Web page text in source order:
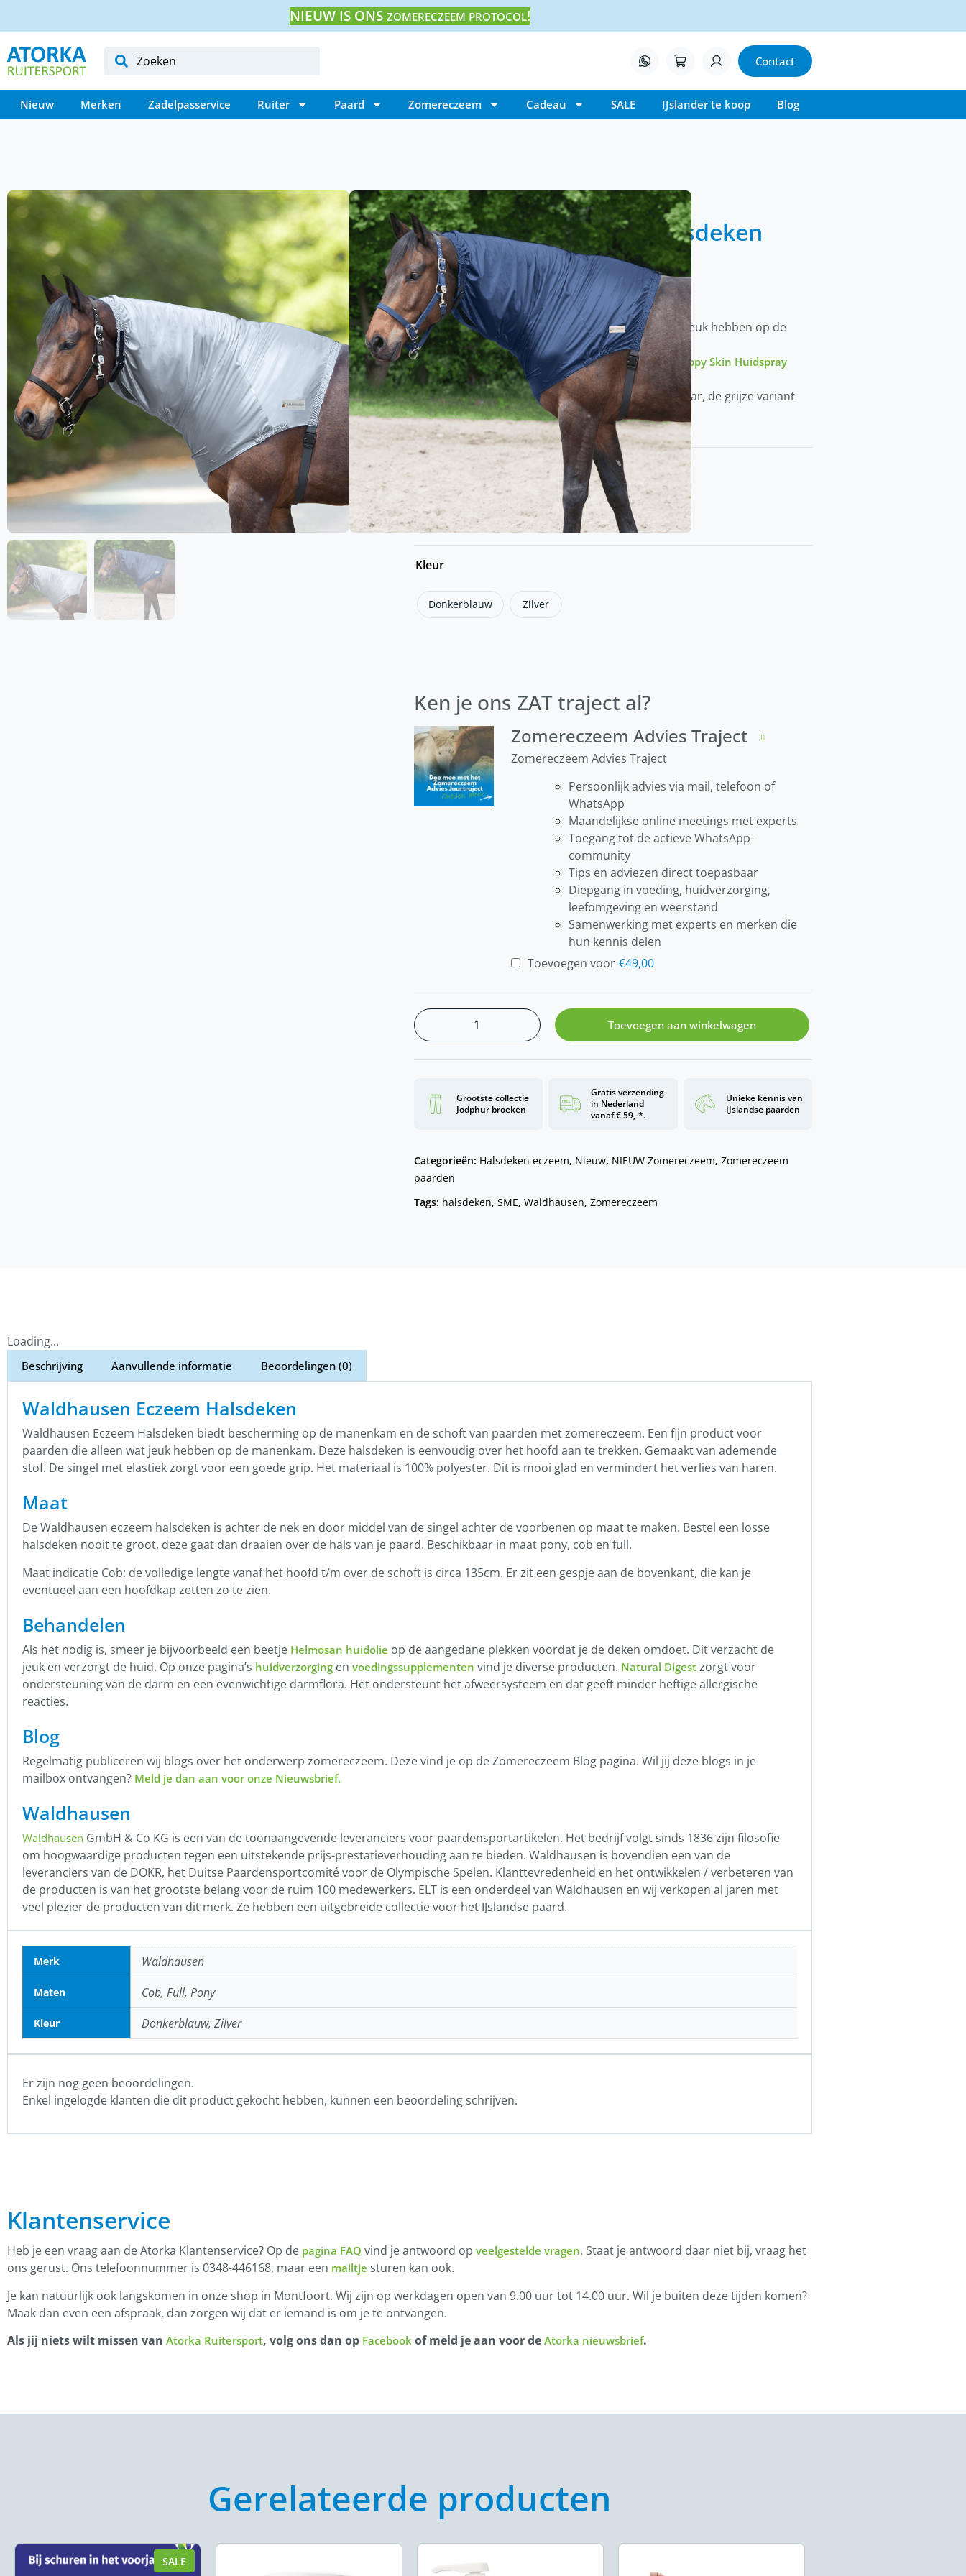
NIEUW IS ONS ZOMERECZEEM PROTOCOL!
Contact
Nieuw Merken Zadelpasservice Ruiter Paard Zomereczeem Cadeau SALE IJslander te koop Blog
Home/ Waldhausen Eczeem Halsdeken
Waldhausen Eczeem Halsdeken
€34,95
Waldhausen eczeem halsdeken
Een fijn product voor paarden die alleen wat jeuk hebben op de
manenkam
Handig in combinatie met bijvoorbeeld deHappy Skin Huidspray
Leverbaar in de maten pony, cob en full.
In donkerblauw zijn deze halsdeken al leverbaar, de grijze variant
komt half april
Maten
Cob Full Pony
Kleur
Donkerblauw Zilver
Ken je ons ZAT traject al?
Zomereczeem Advies Traject
Zomereczeem Advies Traject
Persoonlijk advies via mail, telefoon of
WhatsApp
Maandelijkse online meetings met experts
Toegang tot de actieve WhatsApp-
community
Tips en adviezen direct toepasbaar
Diepgang in voeding, huidverzorging,
leefomgeving en weerstand
Samenwerking met experts en merken die
hun kennis delen
Toevoegen voor €49,00
Toevoegen aan winkelwagen
Grootste collectie
Jodphur broeken
Gratis verzending
in Nederland
vanaf € 59,-*.
Unieke kennis van
IJslandse paarden
Categorieën: Halsdeken eczeem, Nieuw, NIEUW Zomereczeem, Zomereczeem
paarden
Tags: halsdeken, SME, Waldhausen, Zomereczeem
Loading...
Beschrijving Aanvullende informatie Beoordelingen (0)
Waldhausen Eczeem Halsdeken
Waldhausen Eczeem Halsdeken biedt bescherming op de manenkam en de schoft van paarden met zomereczeem. Een fijn product voor
paarden die alleen wat jeuk hebben op de manenkam. Deze halsdeken is eenvoudig over het hoofd aan te trekken. Gemaakt van ademende
stof. De singel met elastiek zorgt voor een goede grip. Het materiaal is 100% polyester. Dit is mooi glad en vermindert het verlies van haren.
Maat
De Waldhausen eczeem halsdeken is achter de nek en door middel van de singel achter de voorbenen op maat te maken. Bestel een losse
halsdeken nooit te groot, deze gaat dan draaien over de hals van je paard. Beschikbaar in maat pony, cob en full.
Maat indicatie Cob: de volledige lengte vanaf het hoofd t/m over de schoft is circa 135cm. Er zit een gespje aan de bovenkant, die kan je
eventueel aan een hoofdkap zetten zo te zien.
Behandelen
Als het nodig is, smeer je bijvoorbeeld een beetje Helmosan huidolie op de aangedane plekken voordat je de deken omdoet. Dit verzacht de
jeuk en verzorgt de huid. Op onze pagina’s huidverzorging en voedingssupplementen vind je diverse producten. Natural Digest zorgt voor
ondersteuning van de darm en een evenwichtige darmflora. Het ondersteunt het afweersysteem en dat geeft minder heftige allergische
reacties.
Blog
Regelmatig publiceren wij blogs over het onderwerp zomereczeem. Deze vind je op de Zomereczeem Blog pagina. Wil jij deze blogs in je
mailbox ontvangen? Meld je dan aan voor onze Nieuwsbrief.
Waldhausen
Waldhausen GmbH & Co KG is een van de toonaangevende leveranciers voor paardensportartikelen. Het bedrijf volgt sinds 1836 zijn filosofie
om hoogwaardige producten tegen een uitstekende prijs-prestatieverhouding aan te bieden. Waldhausen is bovendien een van de
leveranciers van de DOKR, het Duitse Paardensportcomité voor de Olympische Spelen. Klanttevredenheid en het ontwikkelen / verbeteren van
de producten is van het grootste belang voor de ruim 100 medewerkers. ELT is een onderdeel van Waldhausen en wij verkopen al jaren met
veel plezier de producten van dit merk. Ze hebben een uitgebreide collectie voor het IJslandse paard.
Merk Waldhausen
Maten Cob, Full, Pony
Kleur Donkerblauw, Zilver
Er zijn nog geen beoordelingen.
Enkel ingelogde klanten die dit product gekocht hebben, kunnen een beoordeling schrijven.
Klantenservice
Heb je een vraag aan de Atorka Klantenservice? Op de pagina FAQ vind je antwoord op veelgestelde vragen. Staat je antwoord daar niet bij, vraag het
ons gerust. Ons telefoonnummer is 0348-446168, maar een mailtje sturen kan ook.
Je kan natuurlijk ook langskomen in onze shop in Montfoort. Wij zijn op werkdagen open van 9.00 uur tot 14.00 uur. Wil je buiten deze tijden komen?
Maak dan even een afspraak, dan zorgen wij dat er iemand is om je te ontvangen.
Als jij niets wilt missen van Atorka Ruitersport, volg ons dan op Facebook of meld je aan voor de Atorka nieuwsbrief.
Gerelateerde producten
SALE